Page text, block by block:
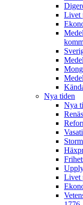
Livet
Nya tiden
Nya
Livet